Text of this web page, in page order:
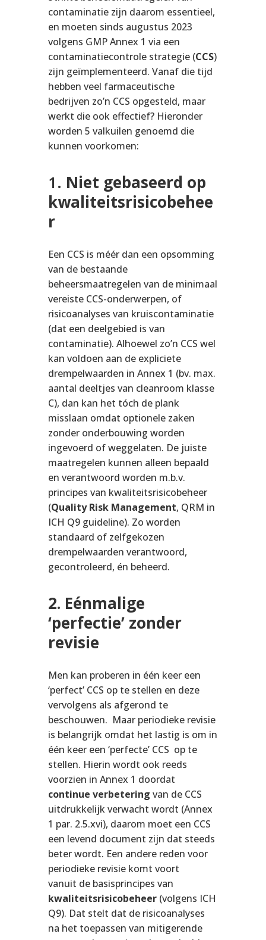
contaminatie zijn daarom essentieel,
en moeten sinds augustus 2023
volgens GMP Annex 1 via een
contaminatiecontrole strategie (CCS)
zijn geïmplementeerd. Vanaf die tijd
hebben veel farmaceutische
bedrijven zo’n CCS opgesteld, maar
werkt die ook effectief? Hieronder
worden 5 valkuilen genoemd die
kunnen voorkomen:
1. Niet gebaseerd op
kwaliteitsrisicobehee
r
Een CCS is méér dan een opsomming
van de bestaande
beheersmaatregelen van de minimaal
vereiste CCS-onderwerpen, of
risicoanalyses van kruiscontaminatie
(dat een deelgebied is van
contaminatie). Alhoewel zo’n CCS wel
kan voldoen aan de expliciete
drempelwaarden in Annex 1 (bv. max.
aantal deeltjes van cleanroom klasse
C), dan kan het tóch de plank
misslaan omdat optionele zaken
zonder onderbouwing worden
ingevoerd of weggelaten. De juiste
maatregelen kunnen alleen bepaald
en verantwoord worden m.b.v.
principes van kwaliteitsrisicobeheer
(Quality Risk Management, QRM in
ICH Q9 guideline). Zo worden
standaard of zelfgekozen
drempelwaarden verantwoord,
gecontroleerd, én beheerd.
2. Eénmalige
‘perfectie’ zonder
revisie
Men kan proberen in één keer een
‘perfect’ CCS op te stellen en deze
vervolgens als afgerond te
beschouwen. Maar periodieke revisie
is belangrijk omdat het lastig is om in
één keer een ‘perfecte’ CCS op te
stellen. Hierin wordt ook reeds
voorzien in Annex 1 doordat
continue verbetering van de CCS
uitdrukkelijk verwacht wordt (Annex
1 par. 2.5.xvi), daarom moet een CCS
een levend document zijn dat steeds
beter wordt. Een andere reden voor
periodieke revisie komt voort
vanuit de basisprincipes van
kwaliteitsrisicobeheer(volgens ICH
Q9). Dat stelt dat de risicoanalyses
na het toepassen van mitigerende